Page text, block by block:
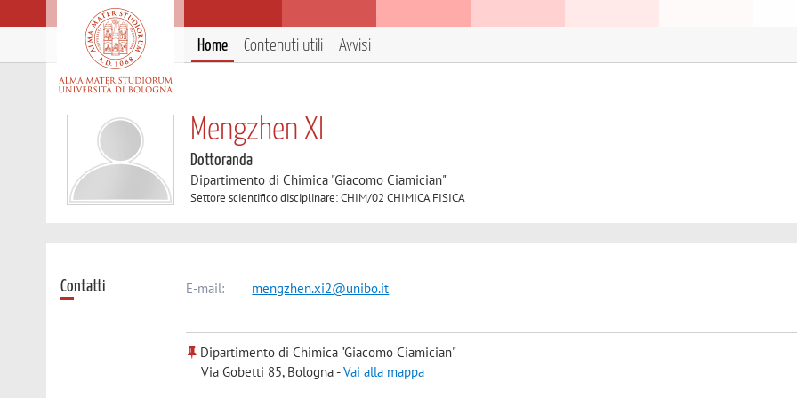
Home Contenuti utili Avvisi
Mengzhen XI
Dottoranda
Dipartimento di Chimica "Giacomo Ciamician"
Settore scientifico disciplinare: CHIM/02 CHIMICA FISICA
Contatti E-mail: mengzhen.xi2@unibo.it
Dipartimento di Chimica "Giacomo Ciamician"
Via Gobetti 85, Bologna -Vai alla mappa